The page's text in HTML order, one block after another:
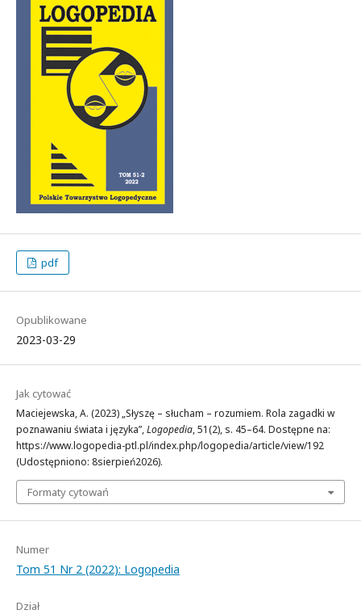
pdf
Opublikowane
2023-03-29
Jak cytować
Maciejewska, A. (2023) „Słyszę – słucham – rozumiem. Rola zagadki w
poznawaniu świata i języka”,Logopedia, 51(2), s. 45–64. Dostępne na:
https://www.logopedia-ptl.pl/index.php/logopedia/article/view/192
(Udostępniono: 8sierpień2026).
Formaty cytowań
Numer
Tom 51 Nr 2 (2022): Logopedia
Dział